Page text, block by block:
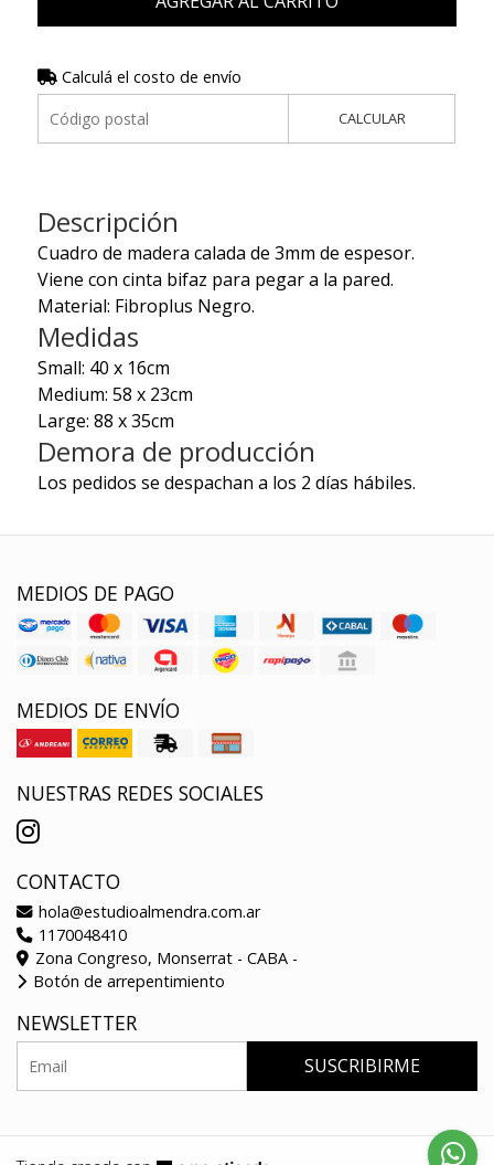
Calculá el costo de envío
CALCULAR
Descripción
Cuadro de madera calada de 3mm de espesor.
Viene con cinta bifaz para pegar a la pared.
Material: Fibroplus Negro.
Medidas
Small: 40 x 16cm
Medium: 58 x 23cm
Large: 88 x 35cm
Demora de producción
Los pedidos se despachan a los 2 días hábiles.
MEDIOS DE PAGO
MEDIOS DE ENVÍO
NUESTRAS REDES SOCIALES
CONTACTO
hola@estudioalmendra.com.ar
1170048410
Zona Congreso, Monserrat - CABA -
Botón de arrepentimiento
NEWSLETTER
SUSCRIBIRME